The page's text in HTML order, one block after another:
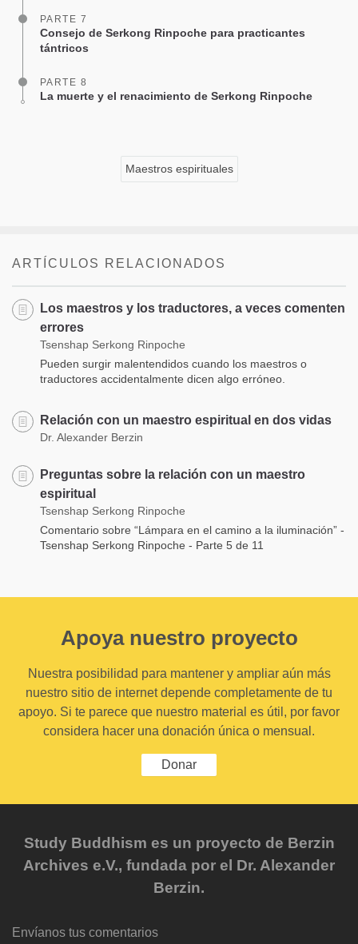
PARTE 7
Consejo de Serkong Rinpoche para practicantes
tántricos
PARTE 8
La muerte y el renacimiento de Serkong Rinpoche
Maestros espirituales
ARTÍCULOS RELACIONADOS
Los maestros y los traductores, a veces comenten
errores
Tsenshap Serkong Rinpoche
Pueden surgir malentendidos cuando los maestros o
traductores accidentalmente dicen algo erróneo.
Relación con un maestro espiritual en dos vidas
Dr. Alexander Berzin
Preguntas sobre la relación con un maestro
espiritual
Tsenshap Serkong Rinpoche
Comentario sobre “Lámpara en el camino a la iluminación” -
Tsenshap Serkong Rinpoche - Parte 5 de 11
Apoya nuestro proyecto
Nuestra posibilidad para mantener y ampliar aún más
nuestro sitio de internet depende completamente de tu
apoyo. Si te parece que nuestro material es útil, por favor
considera hacer una donación única o mensual.
Donar
Study Buddhism es un proyecto de Berzin
Archives e.V., fundada por el Dr. Alexander
Berzin.
Envíanos tus comentarios